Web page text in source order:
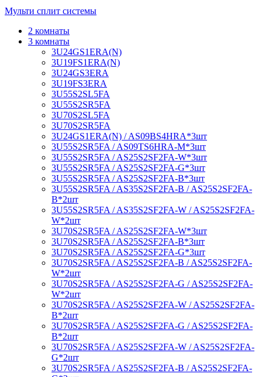
Мульти сплит системы
2 комнаты
3 комнаты
3U24GS1ERA(N)
3U19FS1ERA(N)
3U24GS3ERA
3U19FS3ERA
3U55S2SL5FA
3U55S2SR5FA
3U70S2SL5FA
3U70S2SR5FA
3U24GS1ERA(N) / AS09BS4HRA*3шт
3U55S2SR5FA / AS09TS6HRA-M*3шт
3U55S2SR5FA / AS25S2SF2FA-W*3шт
3U55S2SR5FA / AS25S2SF2FA-G*3шт
3U55S2SR5FA / AS25S2SF2FA-B*3шт
3U55S2SR5FA / AS35S2SF2FA-B / AS25S2SF2FA-
B*2шт
3U55S2SR5FA / AS35S2SF2FA-W / AS25S2SF2FA-
W*2шт
3U70S2SR5FA / AS25S2SF2FA-W*3шт
3U70S2SR5FA / AS25S2SF2FA-B*3шт
3U70S2SR5FA / AS25S2SF2FA-G*3шт
3U70S2SR5FA / AS25S2SF2FA-B / AS25S2SF2FA-
W*2шт
3U70S2SR5FA / AS25S2SF2FA-G / AS25S2SF2FA-
W*2шт
3U70S2SR5FA / AS25S2SF2FA-W / AS25S2SF2FA-
B*2шт
3U70S2SR5FA / AS25S2SF2FA-G / AS25S2SF2FA-
B*2шт
3U70S2SR5FA / AS25S2SF2FA-W / AS25S2SF2FA-
G*2шт
3U70S2SR5FA / AS25S2SF2FA-B / AS25S2SF2FA-